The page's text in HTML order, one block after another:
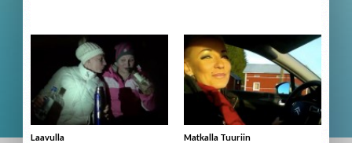
Laavulla Matkalla Tuuriin